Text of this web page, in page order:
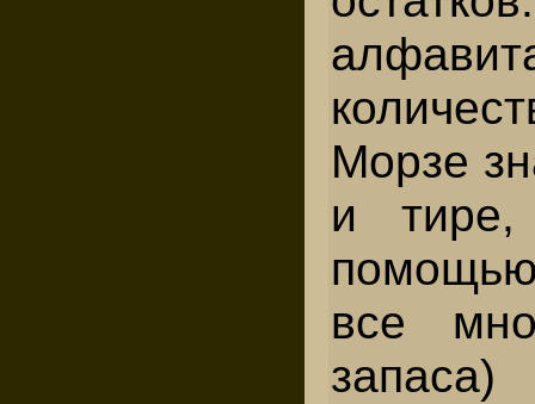
Морзе
и
все
запаса)